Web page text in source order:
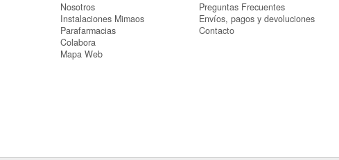
Nosotros
Instalaciones Mimaos
Parafarmacias
Colabora
Mapa Web
Preguntas Frecuentes
Envíos, pagos y devoluciones
Contacto